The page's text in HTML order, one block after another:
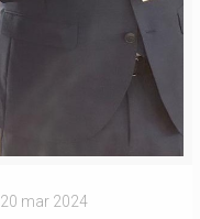
20 mar 2024